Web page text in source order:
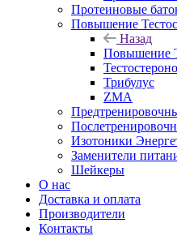
Протеиновые
Повышение
Назад
Повышение
Трибулус
ZMA
Изотоники
Заменители
Шейкеры
О нас
Доставка и оплата
Производители
Контакты